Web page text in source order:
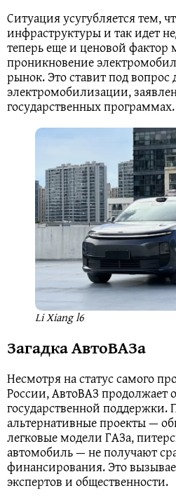
Ситуация усугубляется тем,
инфраструктуры и так идет
теперь еще и ценовой фактор
проникновение
рынок. Это ставит под
электромобилизации,
государственных программах.
Li Xiang l6
Загадка АвтоВАЗа
Несмотря на статус самого
России, АвтоВАЗ продолжает
государственной поддержки.
альтернативные проекты —
легковые модели ГАЗа,
автомобиль — не получают
финансирования. Это
экспертов и общественности.